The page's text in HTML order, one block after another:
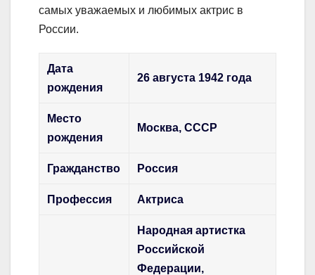
самых уважаемых и любимых актрис в
России.
Дата
рождения
26 августа 1942 года
Место
рождения
Москва, СССР
Гражданство Россия
Профессия Актриса
Народная артистка
Российской
Федерации,